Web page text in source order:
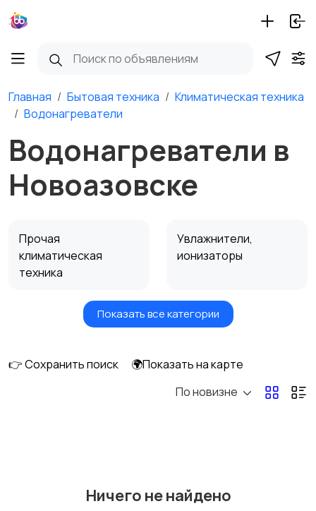
Главная Бытовая техника
Климатическая техника
Водонагреватели
Водонагреватели в
Новоазовске
Прочая
климатическая
техника
Увлажнители,
ионизаторы
Вентиляторы Обогреватели
Кондиционеры и
Показать все категории
👉 Сохранить поиск
🌍Показать на карте
По новизне
Ничего не найдено